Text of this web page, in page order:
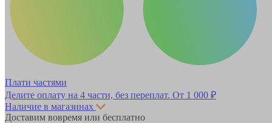
Плати частями
Делите оплату на 4 части, без переплат. От 1 000 ₽
Наличие в магазинах
Доставим вовремя или бесплатно